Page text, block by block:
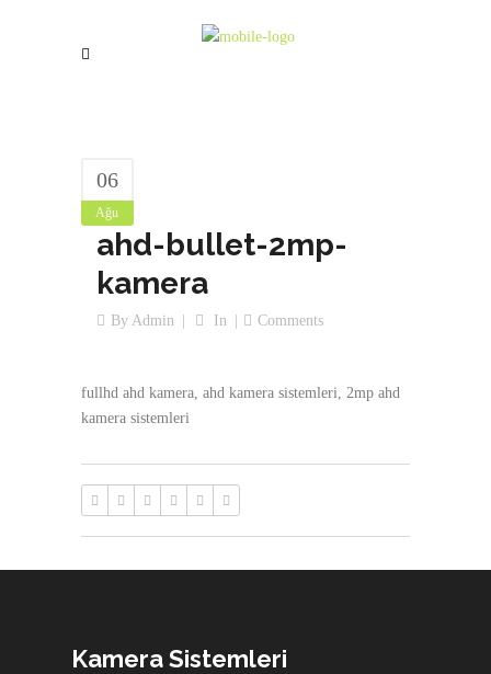
06
Ağu
ahd-bullet-2mp-
kamera
By Admin In Comments
fullhd ahd kamera, ahd kamera sistemleri, 2mp ahd
kamera sistemleri
Kamera Sistemleri